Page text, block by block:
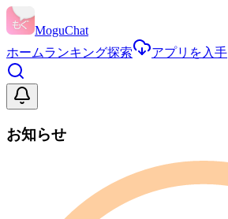
MoguChat
ホームランキング探索 アプリを入手
お知らせ